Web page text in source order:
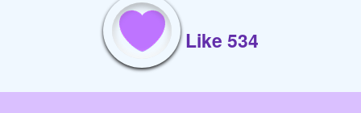
Like 534